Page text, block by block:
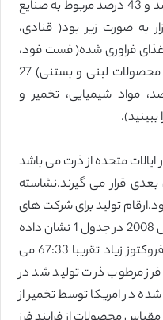
درصد از در صنعت غذایی استفاده شد و 43 درصد مربوط به صنایع
به صورت زیر بود( قنادی،
میوه، 30 درصد، غذای فراوری شده( فست فود،
نانوایی، ترکیبات غذایی و مواد خام، محصولات لبنی و بستنی) 27
تولید کاغذ و مقوا 28 درصد، مواد شیمیایی، تخمیر و
متحده از ذرت می باشد
قرار می گیرند.نشاسته
تولید برای شرکت های
عضو در اتحادیه پالایش ذرت برای سال 2008 در جدول 1 نشان داده
شده است. نسبت تولید شیره دارای فروکتوز زیاد تقریبا 67:33 می
فرز مرطوب ذرت تولید شد در
در امریکا توسط تخمیر از